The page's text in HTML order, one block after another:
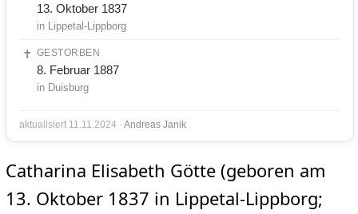
13. Oktober 1837
in Lippetal-Lippborg
✝️ GESTORBEN
8. Februar 1887
in Duisburg
aktualisiert 11.11.2024 · Andreas Janik
Catharina Elisabeth Götte (geboren am
13. Oktober 1837 in Lippetal-Lippborg;